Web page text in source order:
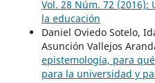
Vol. 28 Núm. 72 (2016):
la educación
Daniel Oviedo Sotelo,
Asunción Vallejos
epistemología, para
para la universidad y